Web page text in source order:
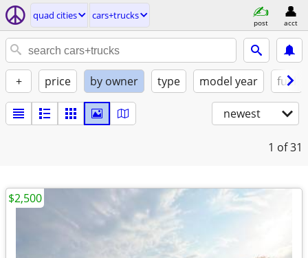
quad cities cars+trucks
post acct
+ price by owner type model year fuel
newest
1 of 31
$2,500